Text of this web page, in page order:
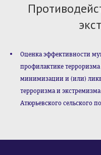
Оценка эффективности
профилактике
минимизации и (или)
терроризма и
Атюрьевского сельского